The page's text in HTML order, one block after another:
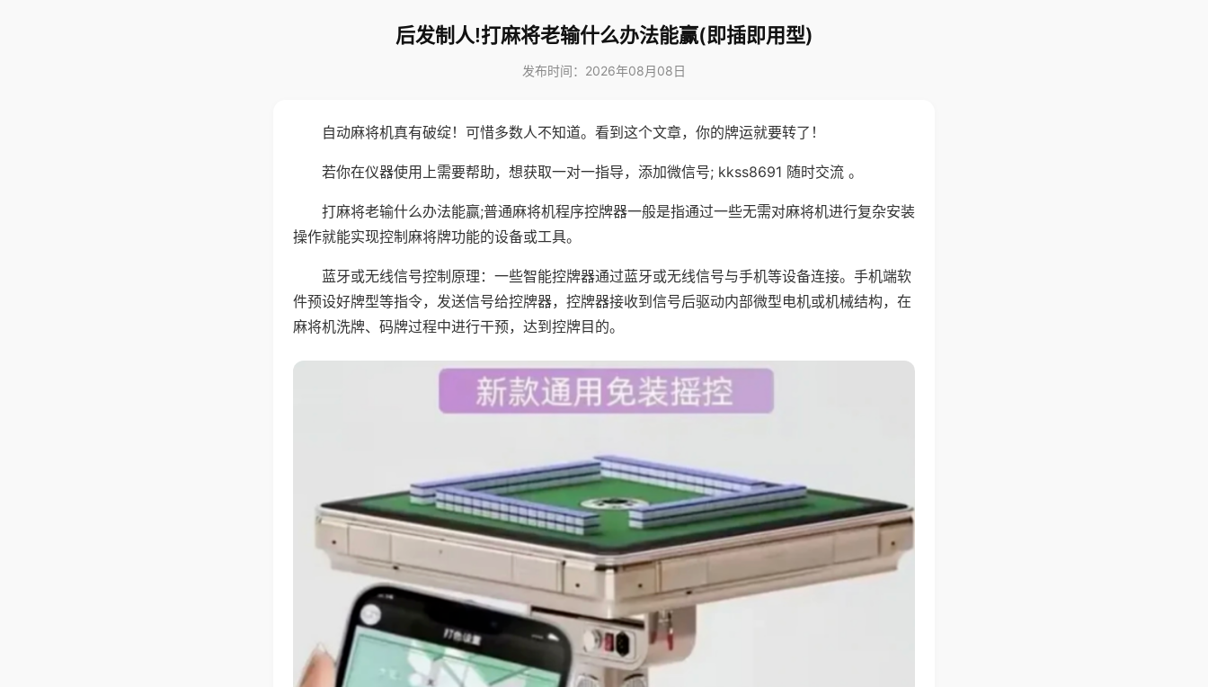
后发制人!打麻将老输什么办法能赢(即插即用型)
发布时间：2026年08月08日
自动麻将机真有破绽！可惜多数人不知道。看到这个文章，你的牌运就要转了！
若你在仪器使用上需要帮助，想获取一对一指导，添加微信号; kkss8691 随时交流 。
打麻将老输什么办法能赢;普通麻将机程序控牌器一般是指通过一些无需对麻将机进行复杂安装
操作就能实现控制麻将牌功能的设备或工具。
蓝牙或无线信号控制原理：一些智能控牌器通过蓝牙或无线信号与手机等设备连接。手机端软
件预设好牌型等指令，发送信号给控牌器，控牌器接收到信号后驱动内部微型电机或机械结构，在
麻将机洗牌、码牌过程中进行干预，达到控牌目的。